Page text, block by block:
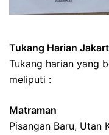
Tukang Harian
Tukang harian yang
meliputi :
Matraman
Pisangan Baru, Utan